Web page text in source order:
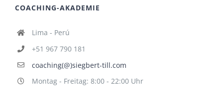
COACHING-AKADEMIE
Lima - Perú
+51 967 790 181
coaching(@)siegbert-till.com
Montag - Freitag: 8:00 - 22:00 Uhr